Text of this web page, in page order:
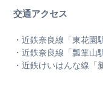
交通アクセス
・近鉄奈良線「東花園
・近鉄奈良線「瓢箪山
・近鉄けいはんな線「